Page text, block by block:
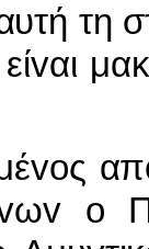
τη
o